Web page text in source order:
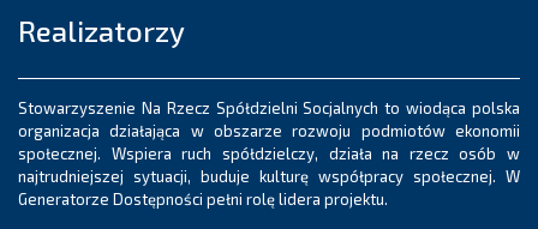
Realizatorzy
Stowarzyszenie Na Rzecz Spółdzielni Socjalnych to wiodąca polska
organizacja działająca w obszarze rozwoju podmiotów ekonomii
społecznej. Wspiera ruch spółdzielczy, działa na rzecz osób w
najtrudniejszej sytuacji, buduje kulturę współpracy społecznej. W
Generatorze Dostępności pełni rolę lidera projektu.